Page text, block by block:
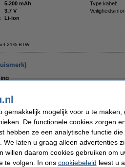
5.200 mAh Type kabel:
3,7 V
Li-ion
21% BTW
functionerende accu voor uw Anker
bellen. De accu gaat lang mee, zodat u altijd
overladen en kortsluiting en heeft geen
door een
ISO9001
alle Europese richtlijnen op het gebied van
op dit 123accu huismerk kwaliteitsproduct 100%
gemakkelijk mogelijk voor u te maken,
De functionele cookies zorgen
hebben ze een analytische functie
We laten u graag alleen advertenties
willen daarom cookies gebruiken om
te volgen. In ons cookiebeleid leest u